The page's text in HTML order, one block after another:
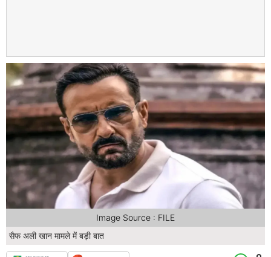
सैफ अली खान मामले में बड़ी बात
Image Source : FILE